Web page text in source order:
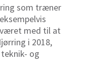
som træner
været med til at
i 2018,
og